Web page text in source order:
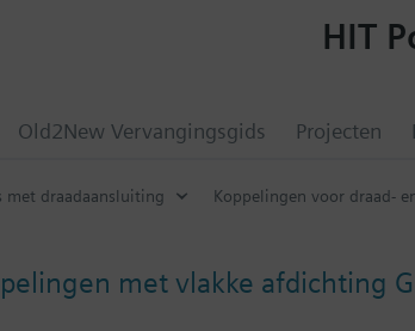
Old2New Vervangingsgids Projecten
HIT
met draadaansluiting Koppelingen voor draad-
met vlakke afdichting